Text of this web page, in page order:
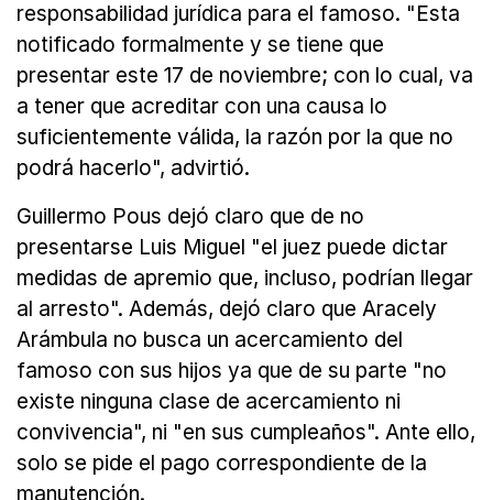
responsabilidad jurídica para el famoso. "Esta
notificado formalmente y se tiene que
presentar este 17 de noviembre; con lo cual, va
a tener que acreditar con una causa lo
suficientemente válida, la razón por la que no
podrá hacerlo", advirtió.
Guillermo Pous dejó claro que de no
presentarse Luis Miguel "el juez puede dictar
medidas de apremio que, incluso, podrían llegar
al arresto". Además, dejó claro que Aracely
Arámbula no busca un acercamiento del
famoso con sus hijos ya que de su parte "no
existe ninguna clase de acercamiento ni
convivencia", ni "en sus cumpleaños". Ante ello,
solo se pide el pago correspondiente de la
manutención.